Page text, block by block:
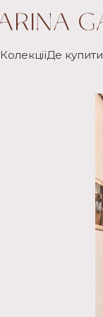
КолекціїДе купити